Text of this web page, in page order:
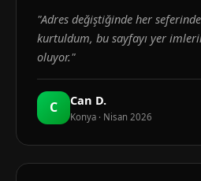
"Adres değiştiğinde her
kurtuldum, bu sayfayı yer
oluyor."
C Can D.
Konya · Nisan 2026